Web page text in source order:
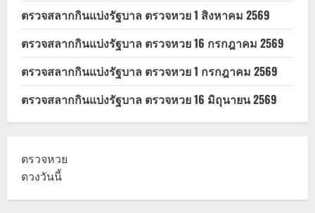
ตรวจสลากกินแบ่งรัฐบาล ตรวจหวย 1 สิงหาคม 2569
ตรวจสลากกินแบ่งรัฐบาล ตรวจหวย 16 กรกฎาคม 2569
ตรวจสลากกินแบ่งรัฐบาล ตรวจหวย 1 กรกฎาคม 2569
ตรวจสลากกินแบ่งรัฐบาล ตรวจหวย 16 มิถุนายน 2569
ตรวจหวย
ดวงวันนี้